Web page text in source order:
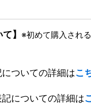
】 ※初めて購入され
ついての詳細はこ
についての詳細は